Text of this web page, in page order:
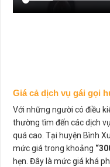
Giá cả dịch vụ gái gọi
Với những người có điều
thường tìm đến các dịch
quá cao. Tại huyện Bình
mức giá trong khoảng
hẹn. Đây là mức giá khá